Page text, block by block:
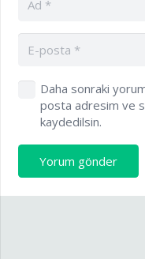
Daha sonraki
posta adresim ve
kaydedilsin.
Yorum gönder